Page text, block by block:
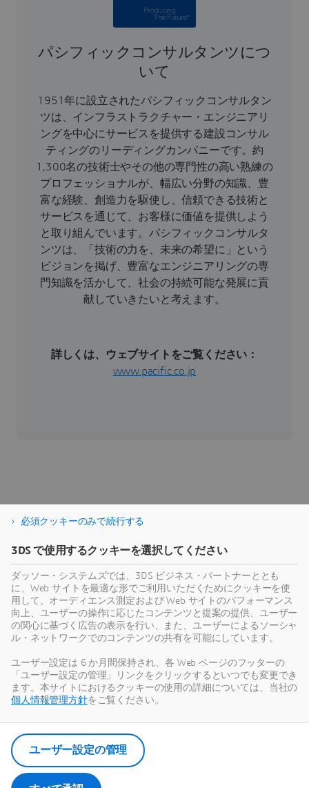
パシフィックコンサルタンツにつ
いて
1951年に設立されたパシフィックコンサルタン
ツは、インフラストラクチャー・エンジニアリ
ングを中心にサービスを提供する建設コンサル
ティングのリーディングカンパニーです。約
1,300名の技術士やその他の専門性の高い熟練の
プロフェッショナルが、幅広い分野の知識、豊
富な経験、創造力を駆使し、信頼できる技術と
サービスを通じて、お客様に価値を提供しよう
と取り組んでいます。パシフィックコンサルタ
ンツは、「技術の力を、未来の希望に」という
ビジョンを掲げ、豊富なエンジニアリングの専
門知識を活かして、社会の持続可能な発展に貢
献していきたいと考えます。
詳しくは、ウェブサイトをご覧ください：
www.pacific.co.jp
建築・建設
コラボレーションと製品化を通じて、建築・建設の
持続可能性とプロジェクトの収益性を最大化
Industry
必須クッキーのみで続行する
3DS で使用するクッキーを選択してください
ダッソー・システムズでは、3DS ビジネス・パートナーととも
に、Web サイトを最適な形でご利用いただくためにクッキーを使
用して、オーディエンス測定および Web サイトのパフォーマンス
向上、ユーザーの操作に応じたコンテンツと提案の提供、ユーザー
の関心に基づく広告の表示を行い、また、ユーザーによるソーシャ
ル・ネットワークでのコンテンツの共有を可能にしています。
ユーザー設定は 6 か月間保持され、各 Web ページのフッターの
「ユーザー設定の管理」リンクをクリックするといつでも変更でき
ます。本サイトにおけるクッキーの使用の詳細については、当社の
個人情報管理方針をご覧ください。
ユーザー設定の管理